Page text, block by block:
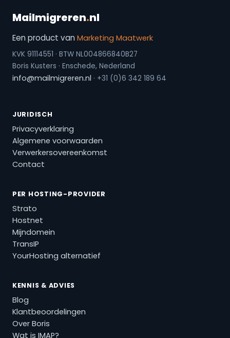
Mailmigreren.nl
Een product van Marketing Maatwerk
KVK 91114551 · BTW NL004866840B27
Boris Kusters · Enschede, Nederland
info@mailmigreren.nl · +31 (0)6 342 189 64
JURIDISCH
Privacyverklaring
Algemene voorwaarden
Verwerkersovereenkomst
Contact
PER HOSTING-PROVIDER
Strato
Hostnet
Mijndomein
TransIP
YourHosting alternatief
KENNIS & ADVIES
Blog
Klantbeoordelingen
Over Boris
Wat is IMAP?